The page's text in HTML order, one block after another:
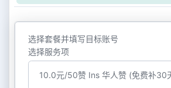
选择套餐并填写目标账号
选择服务项